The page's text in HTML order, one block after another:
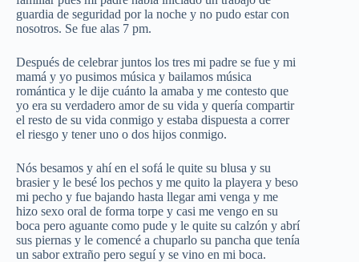
guardia de seguridad por la noche y no pudo estar con
nosotros. Se fue alas 7 pm.
Después de celebrar juntos los tres mi padre se fue y mi
mamá y yo pusimos música y bailamos música
romántica y le dije cuánto la amaba y me contesto que
yo era su verdadero amor de su vida y quería compartir
el resto de su vida conmigo y estaba dispuesta a correr
el riesgo y tener uno o dos hijos conmigo.
Nós besamos y ahí en el sofá le quite su blusa y su
brasier y le besé los pechos y me quito la playera y beso
mi pecho y fue bajando hasta llegar ami venga y me
hizo sexo oral de forma torpe y casi me vengo en su
boca pero aguante como pude y le quite su calzón y abrí
sus piernas y le comencé a chuparlo su pancha que tenía
un sabor extraño pero seguí y se vino en mi boca.